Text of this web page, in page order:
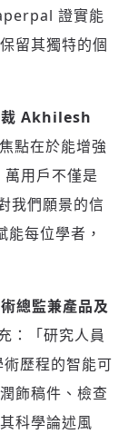
證實能
留其獨特的個
Akhilesh
點在於能增強
用戶不僅是
我們願景的信
每位學者，
總監兼產品及
：「研究人員
歷程的智能可
飾稿件、檢查
科學論述風